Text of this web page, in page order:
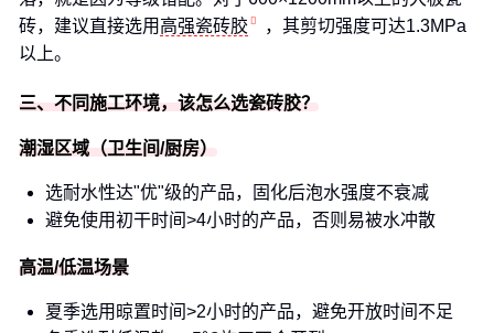
砖，建议直接选用 高强瓷砖胶
，其剪切强度可达1.3MPa
以上。
三、不同施工环境，该怎么选瓷砖胶？
潮湿区域（卫生间/厨房）
选耐水性达"优"级的产品，固化后泡水强度不衰减
避免使用初干时间>4小时的产品，否则易被水冲散
高温/低温场景
夏季选用晾置时间>2小时的产品，避免开放时间不足